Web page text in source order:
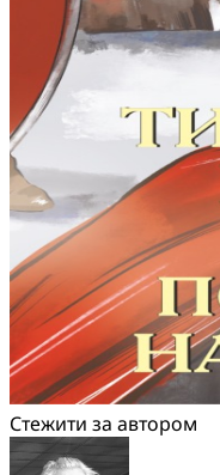
Стежити за автором